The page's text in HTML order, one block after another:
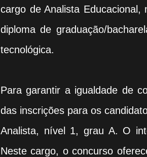
cargo de Analista
diploma de graduação/
tecnológica.
Para garantir a igualdade de
das inscrições para os
Analista, nível 1, grau A. O
Neste cargo, o concurso